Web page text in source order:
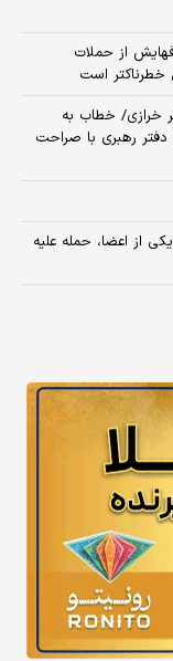
از حملات
خطرناکتر است
خرازی/ خطاب به
رهبری با صراحت
از اعضا، حمله علیه